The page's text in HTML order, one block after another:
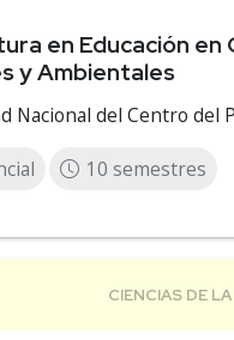
en Educación en
y Ambientales
Nacional del Centro del
10 semestres